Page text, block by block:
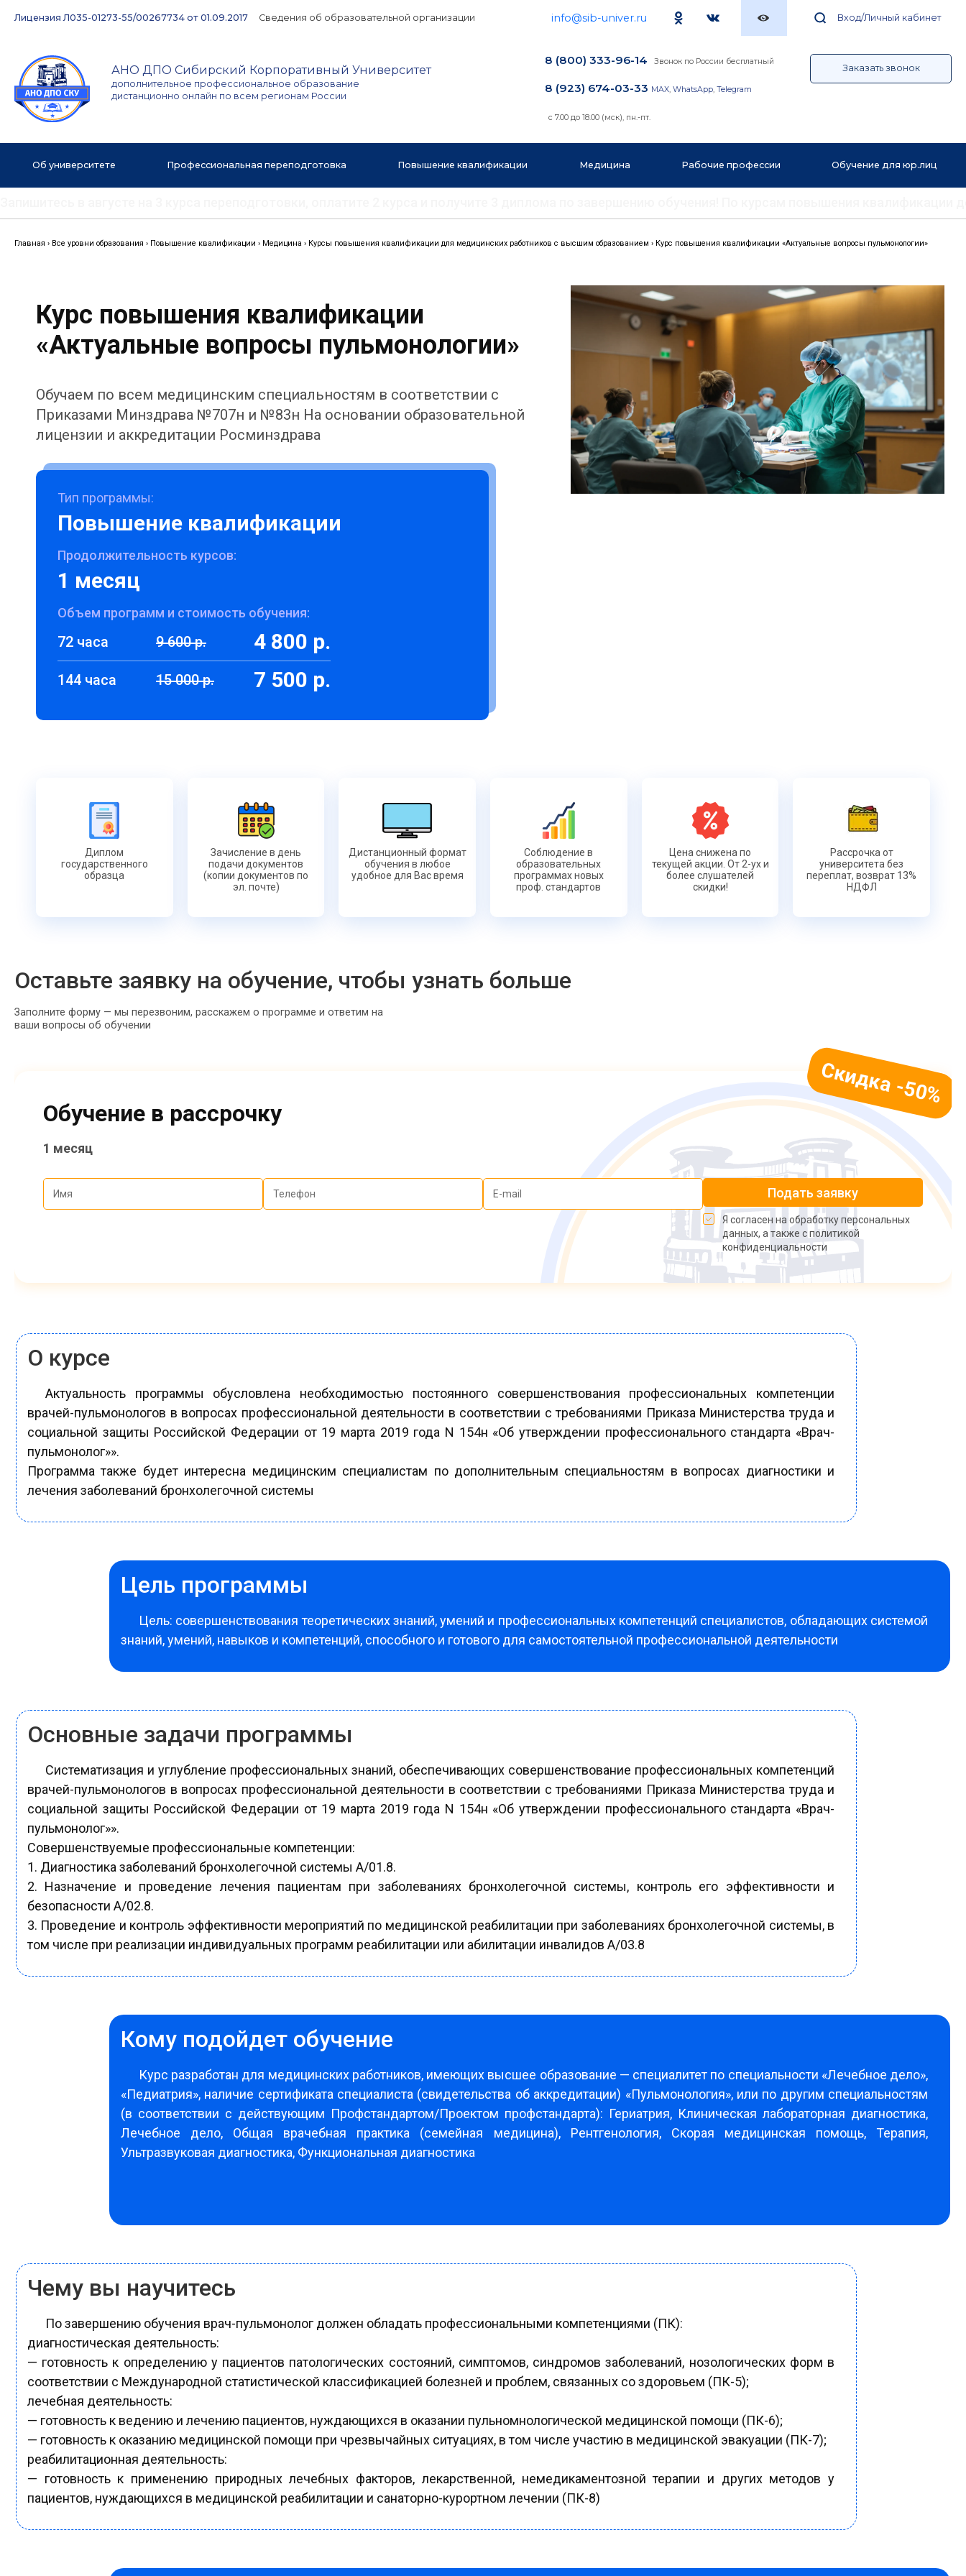
Лицензия Л035-01273-55/00267734 от 01.09.2017 Сведения об образовательной организации info@sib-univer.ru Вход/Личный кабинет
АНО ДПО Сибирский Корпоративный Университет
дополнительное профессиональное образование
дистанционно онлайн по всем регионам России
8 (800) 333-96-14 Звонок по России бесплатный
8 (923) 674-03-33 MAX, WhatsApp, Telegram
с 7.00 до 18.00 (мск), пн.-пт.
Заказать звонок
Об университете Профессиональная переподготовка Повышение квалификации Медицина Рабочие профессии Обучение для юр.лиц
Главная › Все уровни образования › Повышение квалификации › Медицина › Курсы повышения квалификации для медицинских работников с высшим образованием › Курс повышения квалификации «Актуальные вопросы пульмонологии»
Курс повышения квалификации
«Актуальные вопросы пульмонологии»
Обучаем по всем медицинским специальностям в соответствии с
Приказами Минздрава №707н и №83н На основании образовательной
лицензии и аккредитации Росминздрава
Тип программы:
Повышение квалификации
Продолжительность курсов:
1 месяц
Объем программ и стоимость обучения:
72 часа 9 600 р. 4 800 р.
144 часа 15 000 р. 7 500 р.
Диплом
государственного
образца
Зачисление в день
подачи документов
(копии документов по
эл. почте)
Дистанционный формат
обучения в любое
удобное для Вас время
Соблюдение в
образовательных
программах новых
проф. стандартов
Цена снижена по
текущей акции. От 2-ух и
более слушателей
скидки!
Рассрочка от
университета без
переплат, возврат 13%
НДФЛ
Оставьте заявку на обучение, чтобы узнать больше
Заполните форму — мы перезвоним, расскажем о программе и ответим на
ваши вопросы об обучении
Обучение в рассрочку
1 месяц
Подать заявку
Я согласен на обработку персональных
данных, а также с политикой
конфиденциальности
О курсе
Актуальность программы обусловлена необходимостью постоянного совершенствования профессиональных компетенции
врачей-пульмонологов в вопросах профессиональной деятельности в соответствии с требованиями Приказа Министерства труда и
социальной защиты Российской Федерации от 19 марта 2019 года N 154н «Об утверждении профессионального стандарта «Врач-
пульмонолог»».
Программа также будет интересна медицинским специалистам по дополнительным специальностям в вопросах диагностики и
лечения заболеваний бронхолегочной системы
Цель программы
Цель: совершенствования теоретических знаний, умений и профессиональных компетенций специалистов, обладающих системой
знаний, умений, навыков и компетенций, способного и готового для самостоятельной профессиональной деятельности
Основные задачи программы
Систематизация и углубление профессиональных знаний, обеспечивающих совершенствование профессиональных компетенций
врачей-пульмонологов в вопросах профессиональной деятельности в соответствии с требованиями Приказа Министерства труда и
социальной защиты Российской Федерации от 19 марта 2019 года N 154н «Об утверждении профессионального стандарта «Врач-
пульмонолог»».
Совершенствуемые профессиональные компетенции:
1. Диагностика заболеваний бронхолегочной системы A/01.8.
2. Назначение и проведение лечения пациентам при заболеваниях бронхолегочной системы, контроль его эффективности и
безопасности A/02.8.
3. Проведение и контроль эффективности мероприятий по медицинской реабилитации при заболеваниях бронхолегочной системы, в
том числе при реализации индивидуальных программ реабилитации или абилитации инвалидов A/03.8
Кому подойдет обучение
Курс разработан для медицинских работников, имеющих высшее образование — специалитет по специальности «Лечебное дело»,
«Педиатрия», наличие сертификата специалиста (свидетельства об аккредитации) «Пульмонология», или по другим специальностям
(в соответствии с действующим Профстандартом/Проектом профстандарта): Гериатрия, Клиническая лабораторная диагностика,
Лечебное дело, Общая врачебная практика (семейная медицина), Рентгенология, Скорая медицинская помощь, Терапия,
Ультразвуковая диагностика, Функциональная диагностика
Чему вы научитесь
По завершению обучения врач-пульмонолог должен обладать профессиональными компетенциями (ПК):
диагностическая деятельность:
— готовность к определению у пациентов патологических состояний, симптомов, синдромов заболеваний, нозологических форм в
соответствии с Международной статистической классификацией болезней и проблем, связанных со здоровьем (ПК-5);
лечебная деятельность:
— готовность к ведению и лечению пациентов, нуждающихся в оказании пульномнологической медицинской помощи (ПК-6);
— готовность к оказанию медицинской помощи при чрезвычайных ситуациях, в том числе участию в медицинской эвакуации (ПК-7);
реабилитационная деятельность:
— готовность к применению природных лечебных факторов, лекарственной, немедикаментозной терапии и других методов у
пациентов, нуждающихся в медицинской реабилитации и санаторно-курортном лечении (ПК-8)